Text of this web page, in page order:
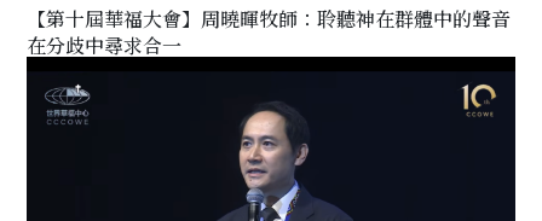
【第十屆華福大會】周曉暉牧師：聆聽神在群體中的聲音
在分歧中尋求合一